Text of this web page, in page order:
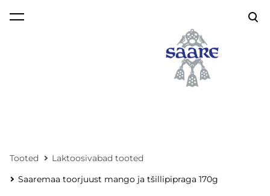
lisati ostukorvi.
Tooted
Laktoosivabad tooted
Saaremaa toorjuust mango ja tšillipipraga 170g